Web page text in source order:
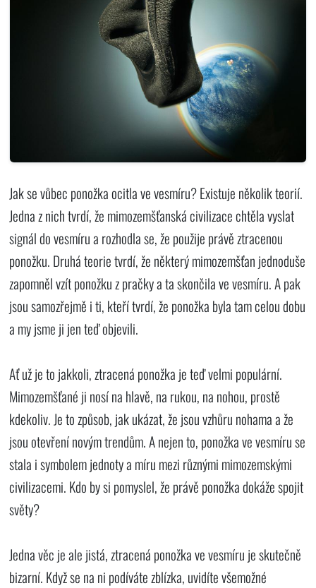
Jak se vůbec ponožka ocitla ve vesmíru? Existuje několik teorií.
Jedna z nich tvrdí, že mimozemšťanská civilizace chtěla vyslat
signál do vesmíru a rozhodla se, že použije právě ztracenou
ponožku. Druhá teorie tvrdí, že některý mimozemšťan jednoduše
zapomněl vzít ponožku z pračky a ta skončila ve vesmíru. A pak
jsou samozřejmě i ti, kteří tvrdí, že ponožka byla tam celou dobu
a my jsme ji jen teď objevili.
Ať už je to jakkoli, ztracená ponožka je teď velmi populární.
Mimozemšťané ji nosí na hlavě, na rukou, na nohou, prostě
kdekoliv. Je to způsob, jak ukázat, že jsou vzhůru nohama a že
jsou otevření novým trendům. A nejen to, ponožka ve vesmíru se
stala i symbolem jednoty a míru mezi různými mimozemskými
civilizacemi. Kdo by si pomyslel, že právě ponožka dokáže spojit
světy?
Jedna věc je ale jistá, ztracená ponožka ve vesmíru je skutečně
bizarní. Když se na ni podíváte zblízka, uvidíte všemožné